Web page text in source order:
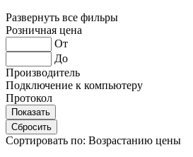
Развернуть все фильры
Розничная цена
От
До
Производитель
Подключение к компьютеру
Протокол
Сортировать по: Возрастанию цены